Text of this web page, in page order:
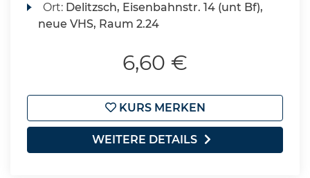
Ort: Delitzsch, Eisenbahnstr. 14 (unt Bf),
neue VHS, Raum 2.24
6,60 €
KURS MERKEN
WEITERE DETAILS